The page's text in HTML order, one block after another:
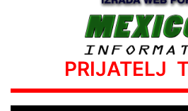
PRIJATELJ